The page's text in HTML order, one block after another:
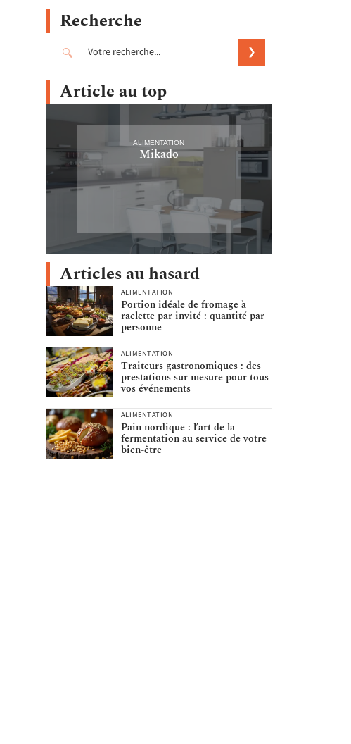
Recherche
Article au top
ALIMENTATION
Mikado
Articles au hasard
ALIMENTATION
Portion idéale de fromage à
raclette par invité : quantité par
personne
ALIMENTATION
Traiteurs gastronomiques : des
prestations sur mesure pour tous
vos événements
ALIMENTATION
Pain nordique : l’art de la
fermentation au service de votre
bien-être